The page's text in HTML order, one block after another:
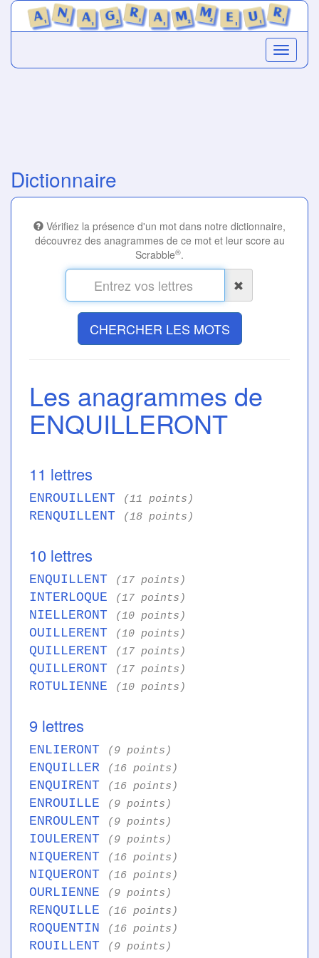
Dictionnaire
Vérifiez la présence d'un mot dans notre dictionnaire,
découvrez des anagrammes de ce mot et leur score au
Scrabble®.
CHERCHER LES MOTS
Les anagrammes de
ENQUILLERONT
11 lettres
ENROUILLENT (11 points)
RENQUILLENT (18 points)
10 lettres
ENQUILLENT (17 points)
INTERLOQUE (17 points)
NIELLERONT (10 points)
OUILLERENT (10 points)
QUILLERENT (17 points)
QUILLERONT (17 points)
ROTULIENNE (10 points)
9 lettres
ENLIERONT (9 points)
ENQUILLER (16 points)
ENQUIRENT (16 points)
ENROUILLE (9 points)
ENROULENT (9 points)
IOULERENT (9 points)
NIQUERENT (16 points)
NIQUERONT (16 points)
OURLIENNE (9 points)
RENQUILLE (16 points)
ROQUENTIN (16 points)
ROUILLENT (9 points)